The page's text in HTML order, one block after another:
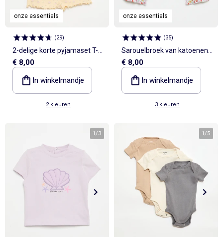
onze essentials
(29)
2-delige korte pyjamaset T-
shirt + short
€ 8,00
In winkelmandje
2 kleuren
onze essentials
(35)
Sarouelbroek van katoenen
jerseytricot
€ 8,00
In winkelmandje
3 kleuren
1 /3 1 /5